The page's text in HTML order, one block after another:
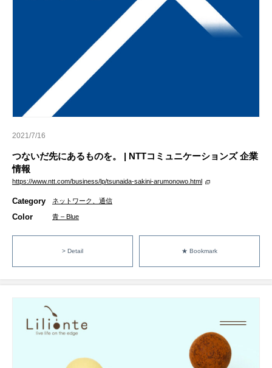
2021/7/16
つないだ先にあるものを。 | NTTコミュニケーションズ 企業
情報
https://www.ntt.com/business/lp/tsunaida-sakini-arumonowo.html
Category ネットワーク、通信
Color 青 – Blue
> Detail ★ Bookmark